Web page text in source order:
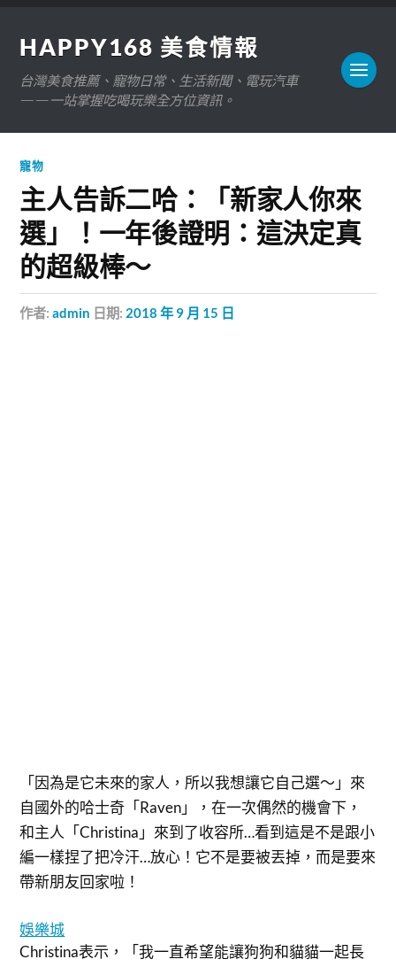
HAPPY168 美食情報
台灣美食推薦、寵物日常、生活新聞、電玩汽車
——一站掌握吃喝玩樂全方位資訊。
寵物
主人告訴二哈：「新家人你來
選」！一年後證明：這決定真
的超級棒～
作者:admin 日期: 2018 年 9 月 15 日
「因為是它未來的家人，所以我想讓它自己選～」來
自國外的哈士奇「Raven」，在一次偶然的機會下，
和主人「Christina」來到了收容所…看到這是不是跟小
編一樣捏了把冷汗…放心！它不是要被丟掉，而是要來
帶新朋友回家啦！
娛樂城
Christina表示，「我一直希望能讓狗狗和貓貓一起長